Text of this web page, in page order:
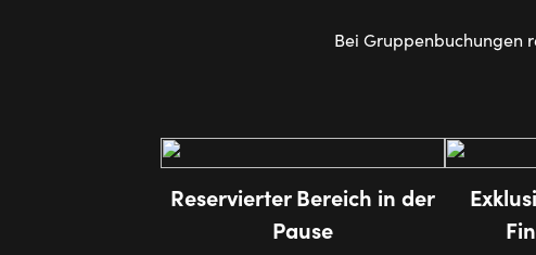
Bei Gruppenbuchungen
Reservierter Bereich in der
Pause